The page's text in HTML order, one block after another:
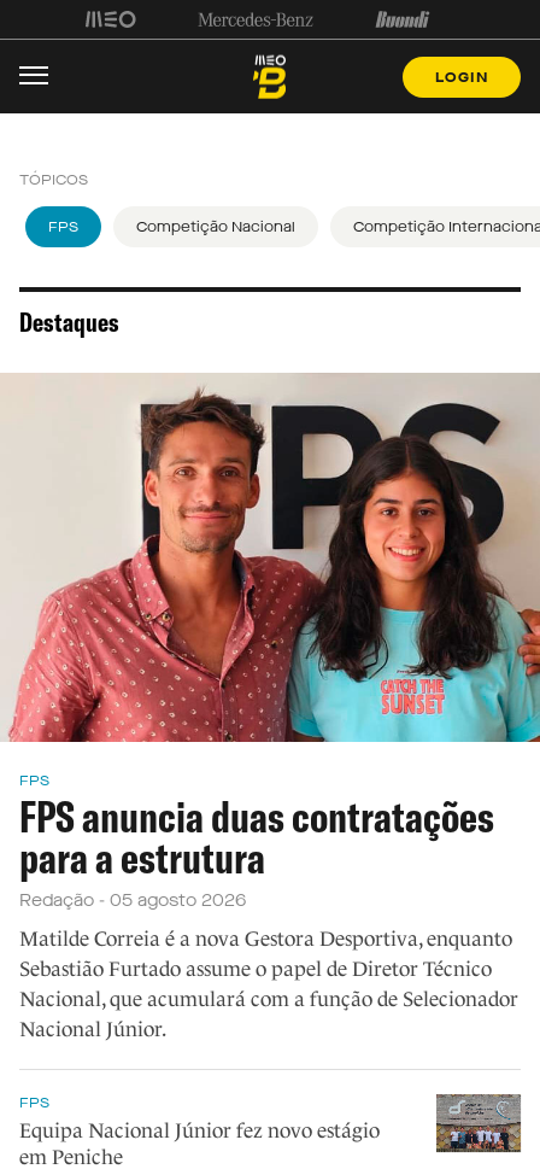
LOGIN
TÓPICOS
FPS Competição Nacional Competição
Destaques
FPS
FPS anuncia duas contratações
para a estrutura
Redação - 05 agosto 2026
Matilde Correia é a nova Gestora Desportiva, enquanto
Sebastião Furtado assume o papel de Diretor Técnico
Nacional, que acumulará com a função de Selecionador
Nacional Júnior.
FPS
Equipa Nacional Júnior fez novo estágio
em Peniche